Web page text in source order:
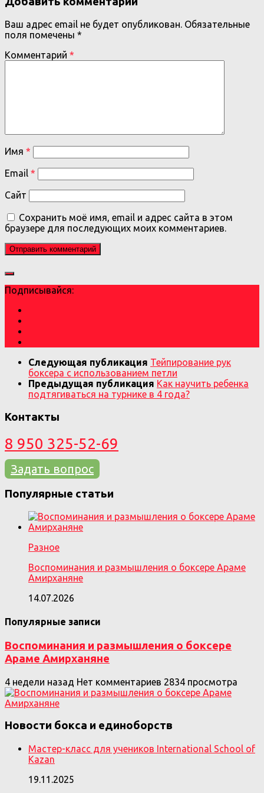
Ваш адрес email не будет опубликован. Обязательные
поля помечены *
Комментарий *
Имя *
Email *
Сайт
Сохранить моё имя, email и адрес сайта в этом
браузере для последующих моих комментариев.
Подписывайся:
Следующая публикация Тейпирование рук
боксера с использованием петли
Предыдущая публикация Как научить ребенка
подтягиваться на турнике в 4 года?
Контакты
8 950 325-52-69
Задать вопрос
Популярные статьи
Разное
Воспоминания и размышления о боксере Араме
Амирханяне
14.07.2026
Популярные записи
Воспоминания и размышления о боксере
Араме Амирханяне
4 недели назад Нет комментариев 2834 просмотра
Новости бокса и единоборств
Мастер-класс для учеников International School of
Kazan
19.11.2025